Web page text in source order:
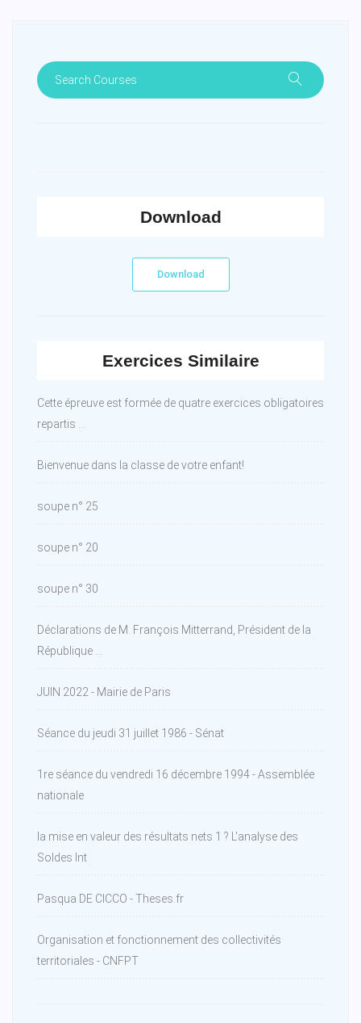
Download
Download
Exercices Similaire
Cette épreuve est formée de quatre exercices obligatoires
repartis ...
Bienvenue dans la classe de votre enfant!
soupe n° 25
soupe n° 20
soupe n° 30
Déclarations de M. François Mitterrand, Président de la
République ...
JUIN 2022 - Mairie de Paris
Séance du jeudi 31 juillet 1986 - Sénat
1re séance du vendredi 16 décembre 1994 - Assemblée
nationale
la mise en valeur des résultats nets 1 ? L'analyse des
Soldes Int
Pasqua DE CICCO - Theses.fr
Organisation et fonctionnement des collectivités
territoriales - CNFPT